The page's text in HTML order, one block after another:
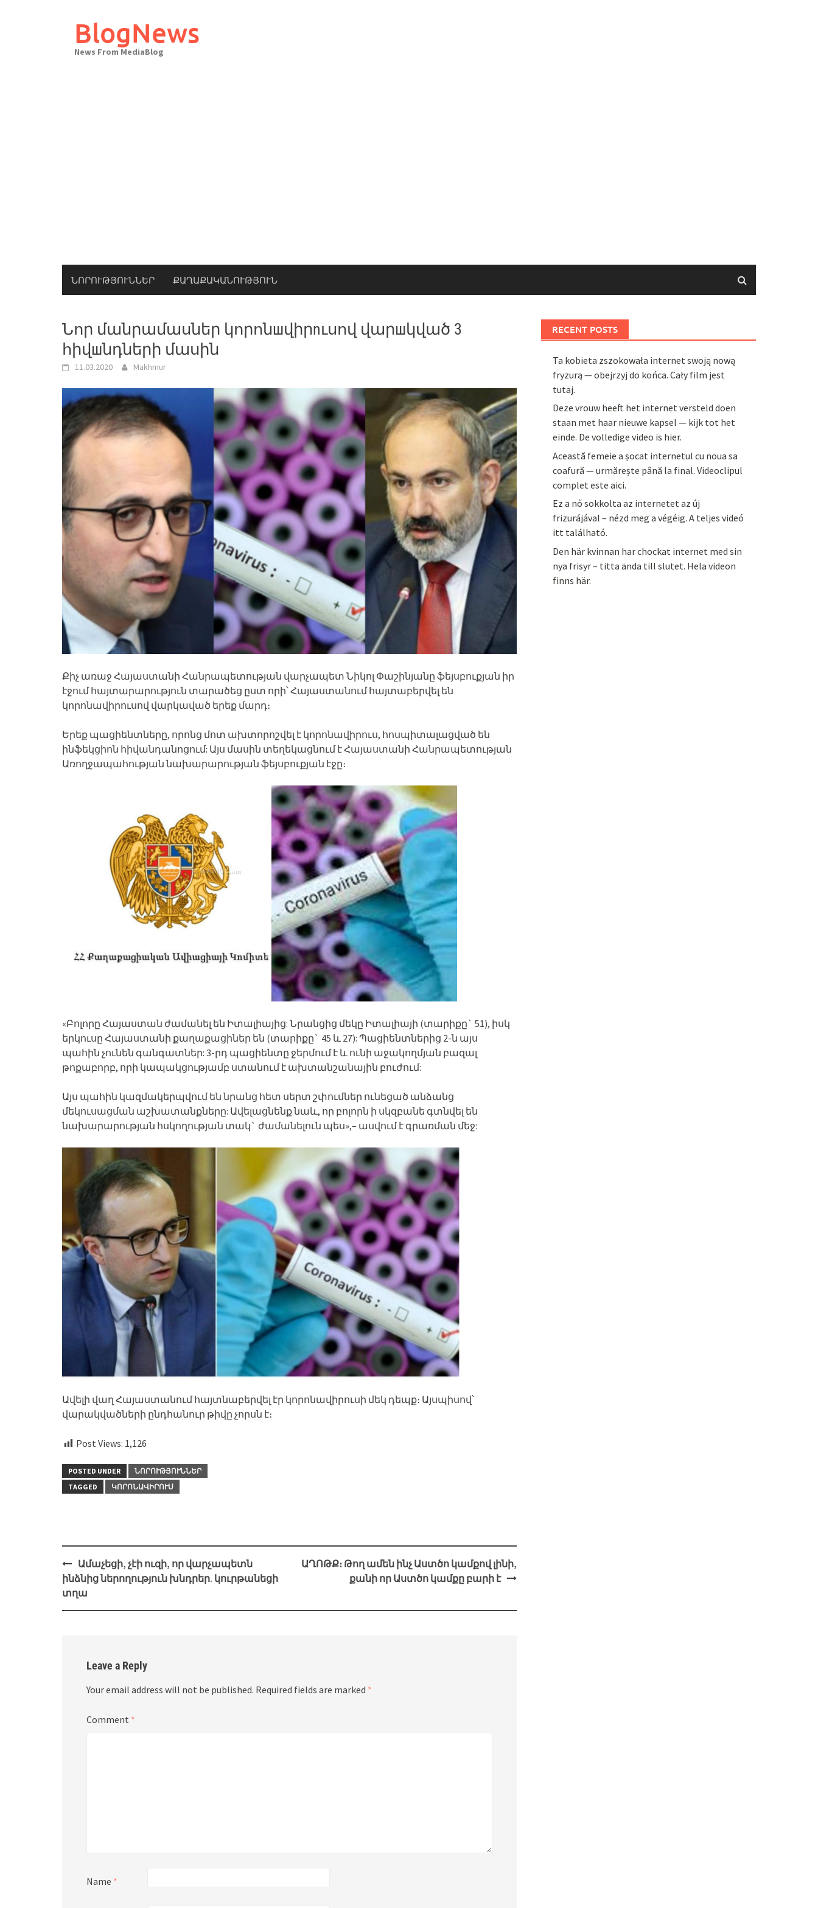
BlogNews
News From MediaBlog
ՆՈՐՈՒԹՅՈՒՆՆԵՐ ՔԱՂԱՔԱԿԱՆՈՒԹՅՈՒՆ
Նոր մանրամասներ կորոնшվիրnւսով վարшկված 3
հիվшնդների մասին
11.03.2020 Makhmur
Քիչ առաջ Հայաստանի Հանրապետության վարչապետ Նիկոլ Փաշինյանը ֆեյսբուքյան իր
էջում հայտարարություն տարածեց ըստ որի՝ Հայաստանում հայտաբերվել են
կորոնավիրուսով վարկաված երեք մարդ։
Երեք պացիենտները, որոնց մոտ ախտորոշվել է կորոնավիրուս, հոսպիտալացված են
ինֆեկցիոն հիվանդանոցում: Այս մասին տեղեկացնում է Հայաստանի Հանրապետության
Առողջապահության նախարարության ֆեյսբուքյան էջը։
«Բոլորը Հայաստան ժամանել են Իտալիայից: Նրանցից մեկը Իտալիայի (տարիքը` 51), իսկ
երկուսը Հայաստանի քաղաքացիներ են (տարիքը` 45 և 27): Պացիենտներից 2-ն այս
պահին չունեն գանգատներ: 3-րդ պացիենտը ջերմում է և ունի աջակողմյան բազալ
թոքաբորբ, որի կապակցությամբ ստանում է ախտանշանային բուժում:
Այս պահին կազմակերպվում են նրանց հետ սերտ շփումներ ունեցած անձանց
մեկուսացման աշխատանքները: Ավելացնենք նաև, որ բոլորն ի սկզբանե գտնվել են
նախարարության հսկողության տակ` ժամանելուն պես»,– ասվում է գրառման մեջ:
Ավելի վաղ Հայաստանում հայտնաբերվել էր կորոնավիրուսի մեկ դեպք։ Այսպիսով՝
վարակվածների ընդհանուր թիվը չորսն է։
Post Views: 1,126
POSTED UNDER
ՆՈՐՈՒԹՅՈՒՆՆԵՐ
TAGGED
ԿՈՐՈՆԱՎԻՐՈՒՍ
Post
navigation
Ամաչեցի, չէի ուզի, որ վարչապետն
ինձնից ներողություն խնդրեր. կուրթանեցի
տղա
ԱՂՈԹՔ։ Թող ամեն ինչ Աստծո կամքով լինի,
քանի որ Աստծո կամքը բարի է
Leave a Reply
Your email address will not be published. Required fields are marked *
Comment *
Name *
RECENT POSTS
Ta kobieta zszokowała internet swoją nową
fryzurą — obejrzyj do końca. Cały film jest
tutaj.
Deze vrouw heeft het internet versteld doen
staan met haar nieuwe kapsel — kijk tot het
einde. De volledige video is hier.
Această femeie a șocat internetul cu noua sa
coafură — urmărește până la final. Videoclipul
complet este aici.
Ez a nő sokkolta az internetet az új
frizurájával – nézd meg a végéig. A teljes videó
itt található.
Den här kvinnan har chockat internet med sin
nya frisyr – titta ända till slutet. Hela videon
finns här.